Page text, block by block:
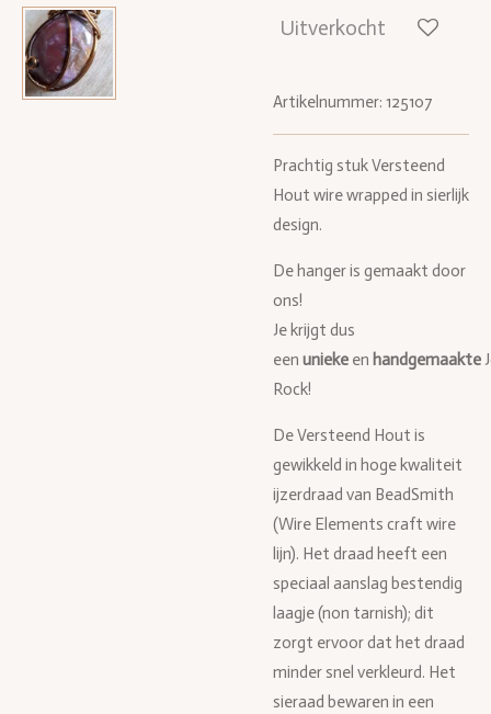
Uitverkocht
Artikelnummer: 125107
Prachtig stuk Versteend
Hout wire wrapped in sierlijk
design.
De hanger is gemaakt door
ons!
Je krijgt dus
een unieke en handgemaakte
Rock!
De Versteend Hout is
gewikkeld in hoge kwaliteit
ijzerdraad van BeadSmith
(Wire Elements craft wire
lijn). Het draad heeft een
speciaal aanslag bestendig
laagje (non tarnish); dit
zorgt ervoor dat het draad
minder snel verkleurd. Het
sieraad bewaren in een